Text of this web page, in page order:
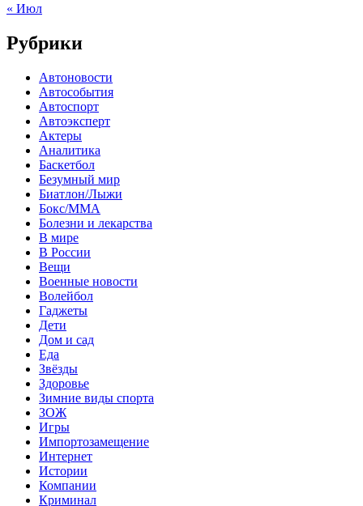
« Июл
Рубрики
Автоновости
Автособытия
Автоспорт
Автоэксперт
Актеры
Аналитика
Баскетбол
Безумный мир
Биатлон/Лыжи
Бокс/MMA
Болезни и лекарства
В мире
В России
Вещи
Военные новости
Волейбол
Гаджеты
Дети
Дом и сад
Еда
Звёзды
Здоровье
Зимние виды спорта
ЗОЖ
Игры
Импортозамещение
Интернет
Истории
Компании
Криминал